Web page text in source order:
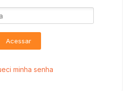
Acessar
minha senha